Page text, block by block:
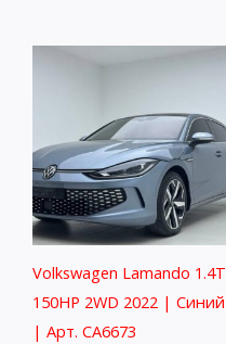
Volkswagen Lamando 1.4T
150HP 2WD 2022 | Синий
| Арт. CA6673